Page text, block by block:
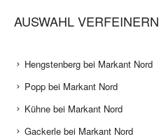
AUSWAHL VERFEINERN
Hengstenberg bei Markant Nord
Popp bei Markant Nord
Kühne bei Markant Nord
Gackerle bei Markant Nord